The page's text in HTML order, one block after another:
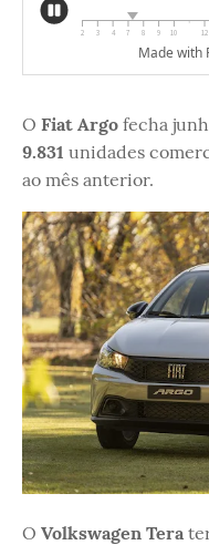
O Fiat Argo fecha
9.831 unidades
ao mês anterior.
O Volkswagen Tera